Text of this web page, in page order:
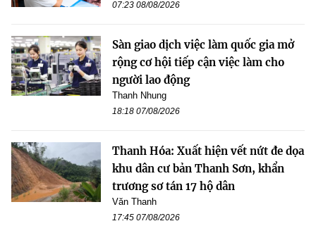
07:23 08/08/2026
Sàn giao dịch việc làm quốc gia mở
rộng cơ hội tiếp cận việc làm cho
người lao động
Thanh Nhung
18:18 07/08/2026
Thanh Hóa: Xuất hiện vết nứt đe dọa
khu dân cư bản Thanh Sơn, khẩn
trương sơ tán 17 hộ dân
Văn Thanh
17:45 07/08/2026